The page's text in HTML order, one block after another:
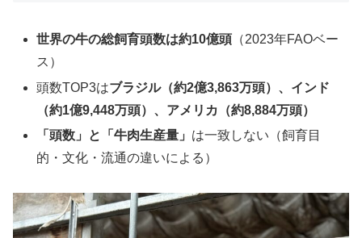
世界の牛の総飼育頭数は約10億頭 （2023年FAOベー
ス）
頭数TOP3はブラジル（約2億3,863万頭）、インド
（約1億9,448万頭）、アメリカ（約8,884万頭）
「頭数」と「牛肉生産量」 は一致しない（飼育目
的・文化・流通の違いによる）